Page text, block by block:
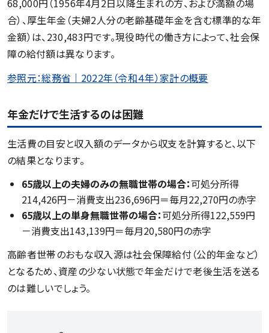
68,000円（1956年4月2日以降生まれの方、および満額の場
合）、厚生年金（夫婦2人分の老齢基礎年金を含む標準的な年
金額）は、230,483円です。現役時代の働き方によって、社会保
障の給付額は異なります。
参照元：総務省｜2022年（令和４年）家計の概要
年金だけで生活するのは困難
生活費の目安と収入額のデータから収支を計算すると、以下
の結果となります。
65歳以上の夫婦のみの無職世帯の場合：可処分所得
214,426円－消費支出236,696円＝毎月22,270円の赤字
65歳以上の単身無職世帯の場合：可処分所得122,559円
－消費支出143,139円＝毎月20,580円の赤字
高齢者世帯のおもな収入源は社会保障給付（公的年金など）
となるため、資産の少ない状態で年金だけで老後生活を送る
のは難しいでしょう。